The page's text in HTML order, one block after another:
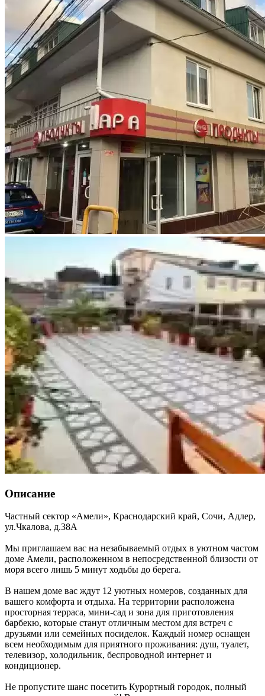
Описание
Частный сектор «Амели», Краснодарский край, Сочи, Адлер,
ул.Чкалова, д.38А
Мы приглашаем вас на незабываемый отдых в уютном частом
доме Амели, расположенном в непосредственной близости от
моря всего лишь 5 минут ходьбы до берега.
В нашем доме вас ждут 12 уютных номеров, созданных для
вашего комфорта и отдыха. На территории расположена
просторная терраса, мини-сад и зона для приготовления
барбекю, которые станут отличным местом для встреч с
друзьями или семейных посиделок. Каждый номер оснащен
всем необходимым для приятного проживания: душ, туалет,
телевизор, холодильник, беспроводной интернет и
кондиционер.
Не пропустите шанс посетить Курортный городок, полный